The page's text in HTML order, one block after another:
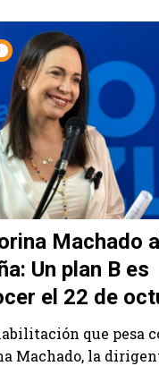
Machado
Un plan B es
el 22 de
que pesa
Machado, la